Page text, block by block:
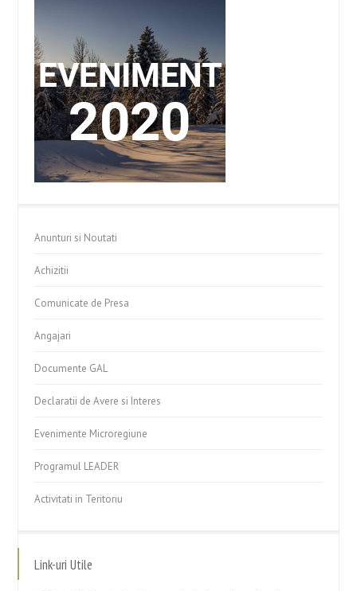
Anunturi si Noutati
Achizitii
Comunicate de Presa
Angajari
Documente GAL
Declaratii de Avere si Interes
Evenimente Microregiune
Programul LEADER
Activitati in Teritoriu
Link-uri Utile